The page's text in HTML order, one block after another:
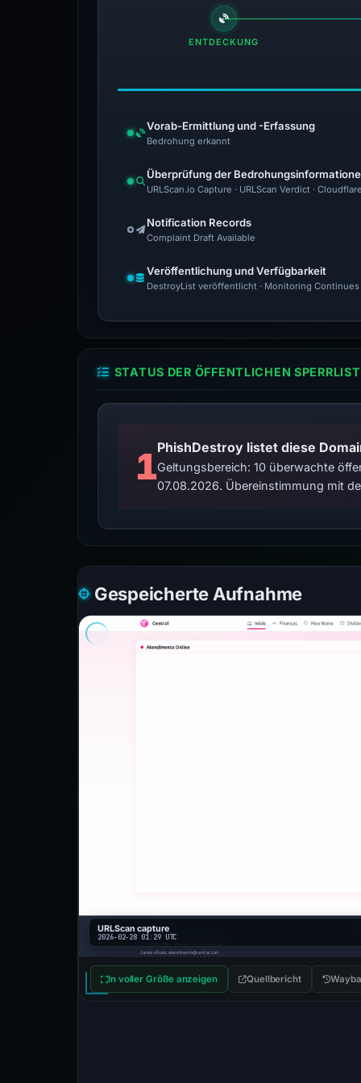
ENTDECKUNG
Vorab-Ermittlung und -Erfassung
Bedrohung erkannt
Überprüfung der
URLScan.io Capture · URLScan Verdict ·
Notification Records
Complaint Draft Available
Veröffentlichung und Verfügbarkeit
DestroyList veröffentlicht · Monitoring Continues
STATUS DER ÖFFENTLICHEN
1PhishDestroy listet diese
Geltungsbereich: 10 überwachte
07.08.2026. Übereinstimmung mit
Gespeicherte Aufnahme
URLScan capture
2026-02-28 01:29 UTC
In voller Größe anzeigen Quellbericht